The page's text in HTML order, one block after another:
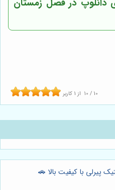
10 / 10 از 1 کاربر
پیرلی با کیفیت بالا 🚗